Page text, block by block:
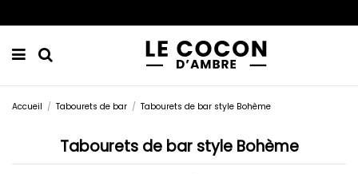
Accueil Tabourets de bar Tabourets de bar style Bohème
Tabourets de bar style Bohème